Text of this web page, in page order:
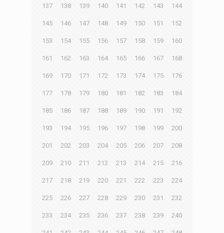
137 138 139 140 141 142 143 144
145 146 147 148 149 150 151 152
153 154 155 156 157 158 159 160
161 162 163 164 165 166 167 168
169 170 171 172 173 174 175 176
177 178 179 180 181 182 183 184
185 186 187 188 189 190 191 192
193 194 195 196 197 198 199 200
201 202 203 204 205 206 207 208
209 210 211 212 213 214 215 216
217 218 219 220 221 222 223 224
225 226 227 228 229 230 231 232
233 234 235 236 237 238 239 240